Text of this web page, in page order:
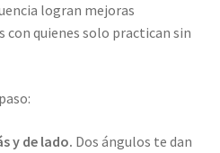
logran mejoras
con quienes solo practican sin
y de lado. Dos ángulos te dan